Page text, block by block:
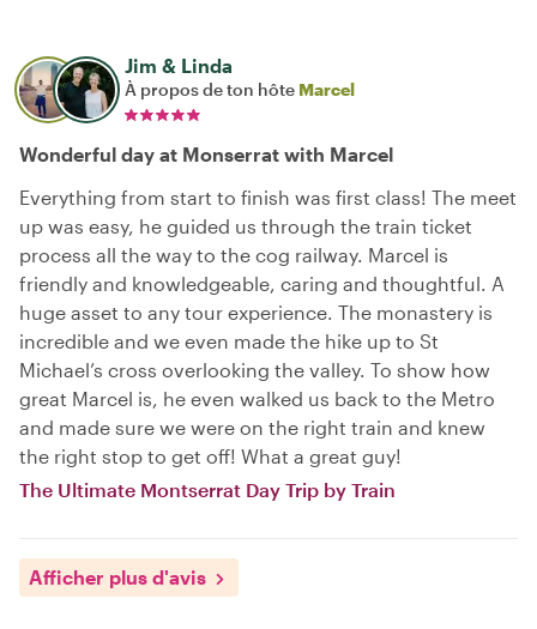
Jim & Linda
À propos de ton hôte Marcel
Wonderful day at Monserrat with Marcel
Everything from start to finish was first class! The meet
up was easy, he guided us through the train ticket
process all the way to the cog railway. Marcel is
friendly and knowledgeable, caring and thoughtful. A
huge asset to any tour experience. The monastery is
incredible and we even made the hike up to St
Michael’s cross overlooking the valley. To show how
great Marcel is, he even walked us back to the Metro
and made sure we were on the right train and knew
the right stop to get off! What a great guy!
The Ultimate Montserrat Day Trip by Train
Afficher plus d'avis